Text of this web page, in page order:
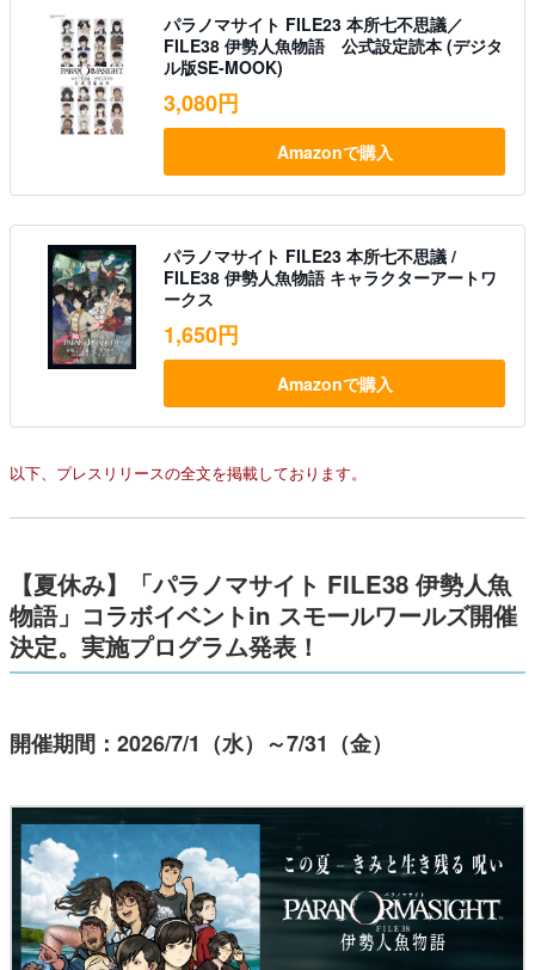
パラノマサイト FILE23 本所七不思議／
FILE38 伊勢人魚物語 公式設定読本 (デジタ
ル版SE-MOOK)
3,080円
Amazonで購入
パラノマサイト FILE23 本所七不思議 /
FILE38 伊勢人魚物語 キャラクターアートワ
ークス
1,650円
Amazonで購入
以下、プレスリリースの全文を掲載しております。
【夏休み】「パラノマサイト FILE38 伊勢人魚
物語」コラボイベントin スモールワールズ開催
決定。実施プログラム発表！
開催期間：2026/7/1（水）～7/31（金）